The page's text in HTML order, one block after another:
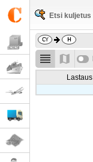
Etsi kuljetus
Lastaus